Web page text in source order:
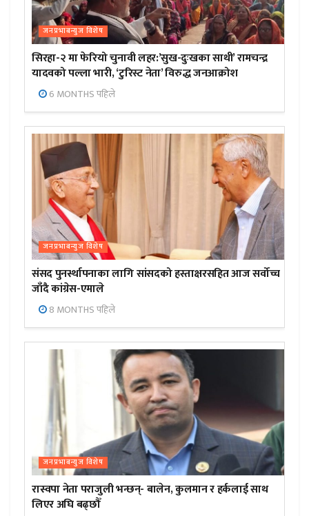
जनप्रभाबन्युज विशेष
सिरहा-२ मा फेरियो चुनावी लहर:’सुख-दुःखका साथी’ रामचन्द्र
यादवको पल्ला भारी, ‘टुरिस्ट नेता’ विरुद्ध जनआक्रोश
6 MONTHS पहिले
जनप्रभाबन्युज विशेष
संसद पुनर्स्थापनाका लागि सांसदको हस्ताक्षरसहित आज सर्वोच्च
जाँदै कांग्रेस-एमाले
8 MONTHS पहिले
जनप्रभाबन्युज विशेष
रास्वपा नेता पराजुली भन्छन्- बालेन, कुलमान र हर्कलाई साथ
लिएर अघि बढ्छौँ